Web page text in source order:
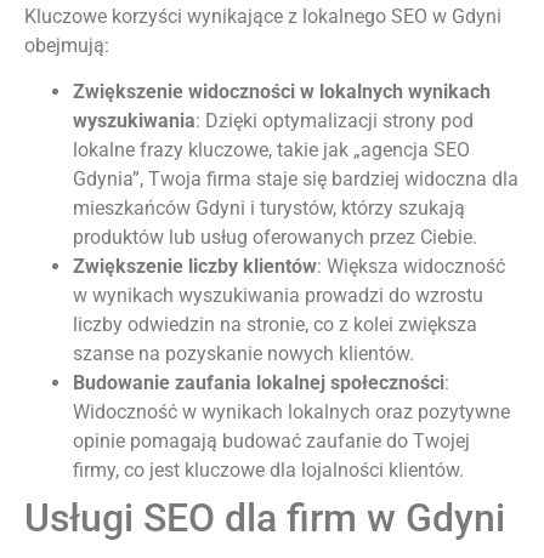
Kluczowe korzyści wynikające z lokalnego SEO w Gdyni
obejmują:
Zwiększenie widoczności w lokalnych wynikach
wyszukiwania: Dzięki optymalizacji strony pod
lokalne frazy kluczowe, takie jak „agencja SEO
Gdynia”, Twoja firma staje się bardziej widoczna dla
mieszkańców Gdyni i turystów, którzy szukają
produktów lub usług oferowanych przez Ciebie.
Zwiększenie liczby klientów: Większa widoczność
w wynikach wyszukiwania prowadzi do wzrostu
liczby odwiedzin na stronie, co z kolei zwiększa
szanse na pozyskanie nowych klientów.
Budowanie zaufania lokalnej społeczności:
Widoczność w wynikach lokalnych oraz pozytywne
opinie pomagają budować zaufanie do Twojej
firmy, co jest kluczowe dla lojalności klientów.
Usługi SEO dla firm w Gdyni